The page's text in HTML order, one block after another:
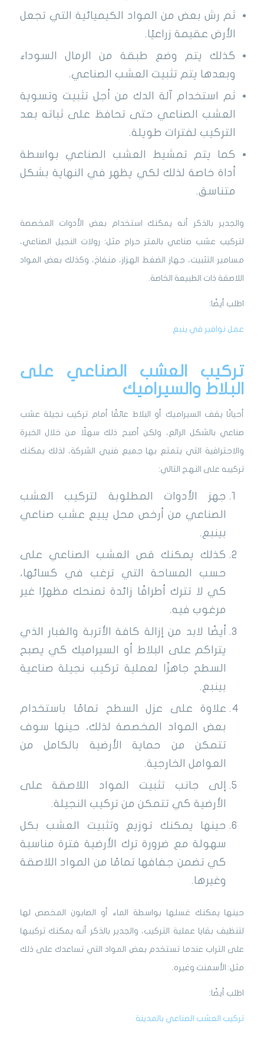
ثم رش بعض من المواد الكيميائية التي تجعل
الأرض عقيمة زراعيًا.
كذلك يتم وضع طبقة من الرمال السوداء
وبعدها يتم تثبيت العشب الصناعي.
ثم استخدام آلة الدك من أجل تثبيت وتسوية
العشب الصناعي حتى تحافظ على ثباته بعد
التركيب لفترات طويلة.
كما يتم تمشيط العشب الصناعي بواسطة
أداة خاصة لذلك لكي يظهر في النهاية بشكل
متناسق.
والجدير بالذكر أنه يمكنك استخدام بعض الأدوات المخصصة
لتركيب عشب صناعي بالمتر حراج مثل: رولات النجيل الصناعي،
مسامير التثبيت، جهاز الضغط الهزاز، منفاخ، وكذلك بعض المواد
اللاصقة ذات الطبيعة الخاصة.
اطلب أيضًا:
عمل نوافير في ينبع
تركيب العشب الصناعي على
البلاط والسيراميك
أحيانًا يقف السيراميك أو البلاط عائقًا أمام تركيب نجيلة عشب
صناعي بالشكل الرائع، ولكن أصبح ذلك سهلًا من خلال الخبرة
والاحترافية التي يتمتع بها جميع فنيي الشركة، لذلك يمكنك
تركيبه على النهج التالي:
جهز الأدوات المطلوبة لتركيب العشب
الصناعي من أرخص محل يبيع عشب صناعي
بينبع.
كذلك يمكنك قص العشب الصناعي على
حسب المساحة التي ترغب في كسائها،
كي لا تترك أطرافًا زائدة تمنحك مظهرًا غير
مرغوب فيه.
أيضًا لابد من إزالة كافة الأتربة والغبار الذي
يتراكم على البلاط أو السيراميك كي يصبح
السطح جاهزًا لعملية تركيب نجيلة صناعية
بينبع.
علاوة على عزل السطح تمامًا باستخدام
بعض المواد المخصصة لذلك، حينها سوف
تتمكن من حماية الأرضية بالكامل من
العوامل الخارجية.
إلى جانب تثبيت المواد اللاصقة على
الأرضية كي تتمكن من تركيب النجيلة.
حينها يمكنك توزيع وتثبيت العشب بكل
سهولة مع ضرورة ترك الأرضية فترة مناسبة
كي تضمن جفافها تمامًا من المواد اللاصقة
وغيرها.
حينها يمكنك غسلها بواسطة الماء أو الصابون المخصص لها
لتنظيف بقايا عملية التركيب، والجدير بالذكر أنه يمكنك تركيبها
على التراب عندما تستخدم بعض المواد التي تساعدك على ذلك
مثل: الأسمنت وغيره.
اطلب أيضًا:
تركيب العشب الصناعي بالمدينة